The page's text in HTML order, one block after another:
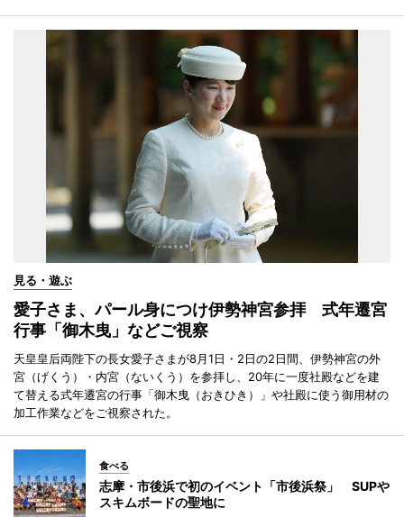
見る・遊ぶ
愛子さま、パール身につけ伊勢神宮参拝 式年遷宮
行事「御木曳」などご視察
天皇皇后両陛下の長女愛子さまが8月1日・2日の2日間、伊勢神宮の外
宮（げくう）・内宮（ないくう）を参拝し、20年に一度社殿などを建
て替える式年遷宮の行事「御木曳（おきひき）」や社殿に使う御用材の
加工作業などをご視察された。
食べる
志摩・市後浜で初のイベント「市後浜祭」 SUPや
スキムボードの聖地に